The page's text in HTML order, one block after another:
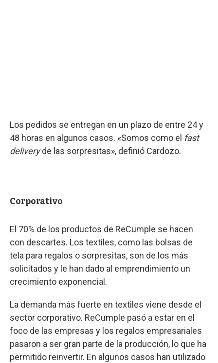
Los pedidos se entregan en un plazo de entre 24 y
48 horas en algunos casos. «Somos como el fast
deliveryde las sorpresitas», definió Cardozo.
Corporativo
El 70% de los productos de ReCumple se hacen
con descartes. Los textiles, como las bolsas de
tela para regalos o sorpresitas, son de los más
solicitados y le han dado al emprendimiento un
crecimiento exponencial.
La demanda más fuerte en textiles viene desde el
sector corporativo. ReCumple pasó a estar en el
foco de las empresas y los regalos empresariales
pasaron a ser gran parte de la producción, lo que ha
permitido reinvertir. En algunos casos han utilizado